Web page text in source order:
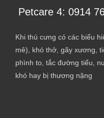
Petcare 4: 0914
Khi thú cưng có các biểu
mê), khó thở, gãy xương,
phình to, tắc đường tiểu,
khó hay bị thương nặng